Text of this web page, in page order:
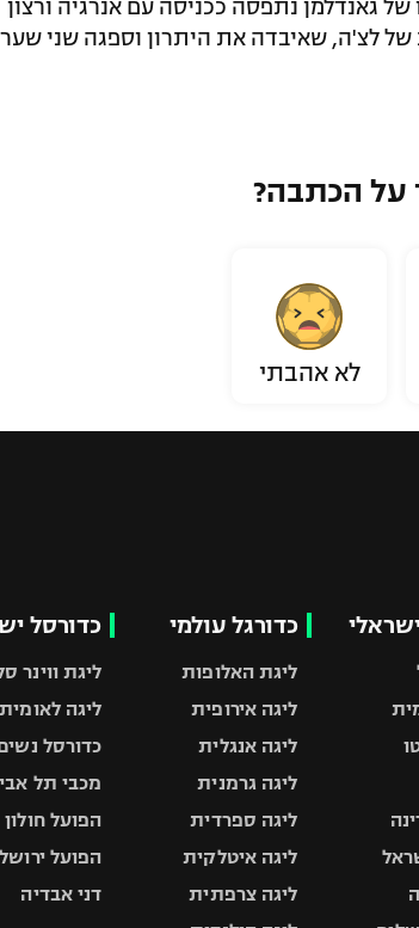
גאנדלמן נתפסה ככניסה עם אנרגיה ורצון
לצ'ה, שאיבדה את היתרון וספגה שני
על הכתבה?
לא אהבתי
כדורגל עולמי
ליגת האלופות
ליגה אירופית
ליגה אנגלית
ליגה גרמנית
ליגה ספרדית
ליגה איטלקית
ליגה צרפתית
כדורסל
ליגת ווינר
ליגה לאומית
כדורסל
מכבי תל
הפועל חולון
הפועל
דני אבדיה